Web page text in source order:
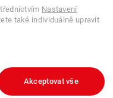
Nastavení
také individuálně upravit
Akceptovat vše